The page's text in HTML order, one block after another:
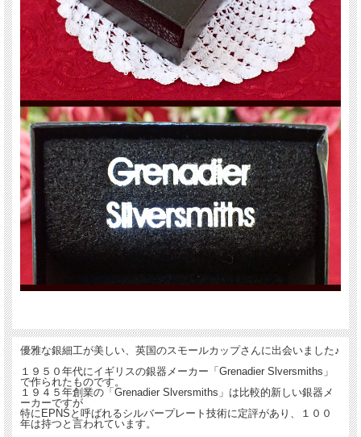
優雅な銀細工が美しい、英国のスモールカップさんに出会いました♪
１９５０年代にイギリスの銀器メーカー「Grenadier Slversmiths」
で作られたものです。
１９４５年創業の「Grenadier Slversmiths」は比較的新しい銀器メ
ーカーですが
特にEPNSと呼ばれるシルバープレート技術に定評があり、１００
年は持つと言われています。